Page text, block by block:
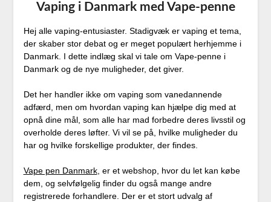
Vaping i Danmark med Vape-penne
Hej alle vaping-entusiaster. Stadigvæk er vaping et tema,
der skaber stor debat og er meget populært herhjemme i
Danmark. I dette indlæg skal vi tale om Vape-penne i
Danmark og de nye muligheder, det giver.
Det her handler ikke om vaping som vanedannende
adfærd, men om hvordan vaping kan hjælpe dig med at
opnå dine mål, som alle har mad forbedre deres livsstil og
overholde deres løfter. Vi vil se på, hvilke muligheder du
har og hvilke forskellige produkter, der findes.
Vape pen Danmark, er et webshop, hvor du let kan købe
dem, og selvfølgelig finder du også mange andre
registrerede forhandlere. Der er et stort udvalg af